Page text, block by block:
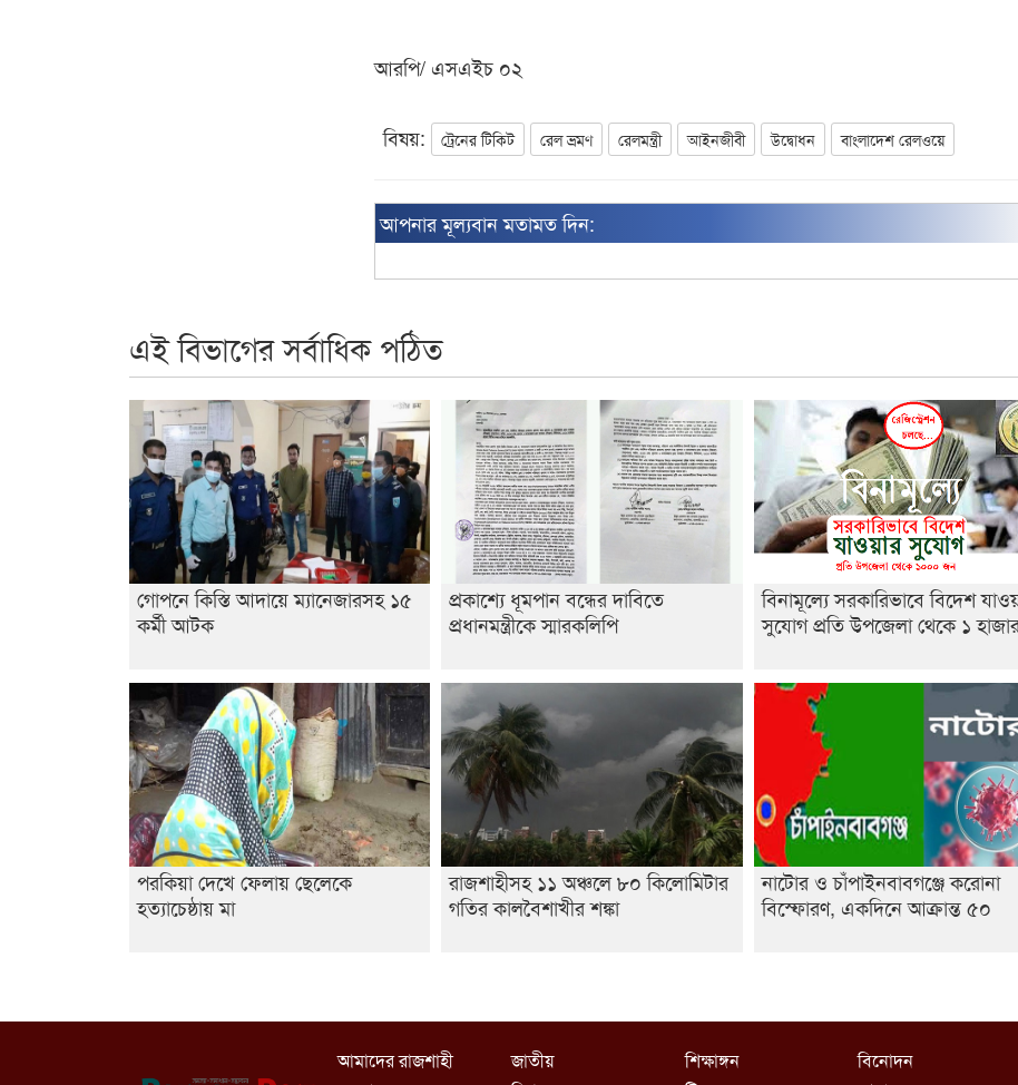
আরপি/ এসএইচ ০২
বিষয়: ট্রেনের টিকিট রেল ভ্রমণ রেলমন্ত্রী আইনজীবী উদ্বোধন বাংলাদেশ রেলওয়ে
আপনার মূল্যবান মতামত দিন:
এই বিভাগের সর্বাধিক পঠিত
গোপনে কিস্তি আদায়ে ম্যানেজারসহ ১৫
কর্মী আটক
প্রকাশ্যে ধূমপান বন্ধের দাবিতে
প্রধানমন্ত্রীকে স্মারকলিপি
বিনামূল্যে সরকারিভাবে বিদেশ
সুযোগ প্রতি উপজেলা থেকে ১
পরকিয়া দেখে ফেলায় ছেলেকে
হত্যাচেষ্ঠায় মা
রাজশাহীসহ ১১ অঞ্চলে ৮০ কিলোমিটার
গতির কালবৈশাখীর শঙ্কা
নাটোর ও চাঁপাইনবাবগঞ্জে করোনা
বিস্ফোরণ, একদিনে আক্রান্ত ৫০
আমাদের রাজশাহী
জাতীয়
শিক্ষাঙ্গন
বিনোদন